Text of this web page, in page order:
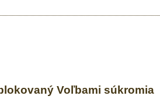
Voľbami súkromia